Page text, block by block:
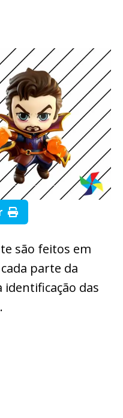
são feitos em
parte da
identificação das